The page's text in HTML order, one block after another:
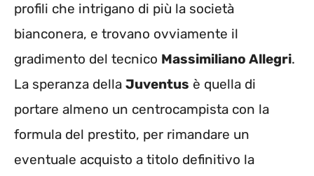
profili che intrigano di più la società
bianconera, e trovano ovviamente il
gradimento del tecnico Massimiliano Allegri.
La speranza della Juventus è quella di
portare almeno un centrocampista con la
formula del prestito, per rimandare un
eventuale acquisto a titolo definitivo la